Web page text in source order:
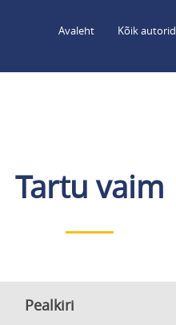
Avaleht Kõik autorid
Tartu vaim
Pealkiri